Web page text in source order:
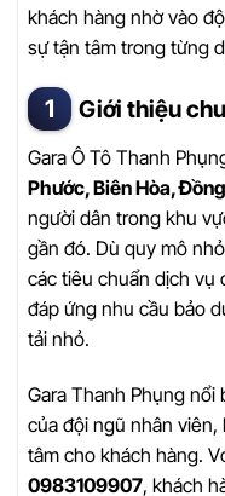
khách hàng nhờ vào
sự tận tâm trong từng
Giới thiệu
Gara Ô Tô Thanh
Phước, Biên Hòa,
người dân trong khu
gần đó. Dù quy mô
các tiêu chuẩn dịch vụ
đáp ứng nhu cầu bảo
tải nhỏ.
Gara Thanh Phụng
của đội ngũ nhân viên,
tâm cho khách hàng.
0983109907, khách